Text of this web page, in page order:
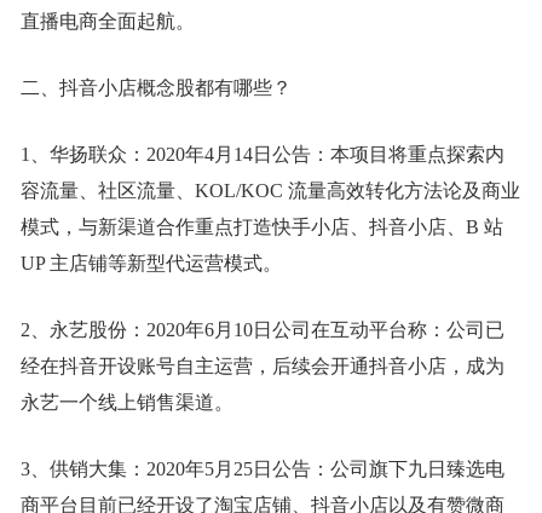
直播电商全面起航。
二、抖音小店概念股都有哪些？
1、华扬联众：2020年4月14日公告：本项目将重点探索内
容流量、社区流量、KOL/KOC 流量高效转化方法论及商业
模式，与新渠道合作重点打造快手小店、抖音小店、B 站
UP 主店铺等新型代运营模式。
2、永艺股份：2020年6月10日公司在互动平台称：公司已
经在抖音开设账号自主运营，后续会开通抖音小店，成为
永艺一个线上销售渠道。
3、供销大集：2020年5月25日公告：公司旗下九日臻选电
商平台目前已经开设了淘宝店铺、抖音小店以及有赞微商